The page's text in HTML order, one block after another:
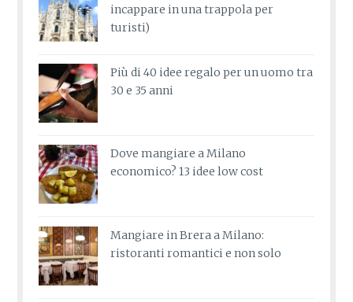
incappare in una trappola per
turisti)
Più di 40 idee regalo per un uomo tra
30 e 35 anni
Dove mangiare a Milano
economico? 13 idee low cost
Mangiare in Brera a Milano:
ristoranti romantici e non solo